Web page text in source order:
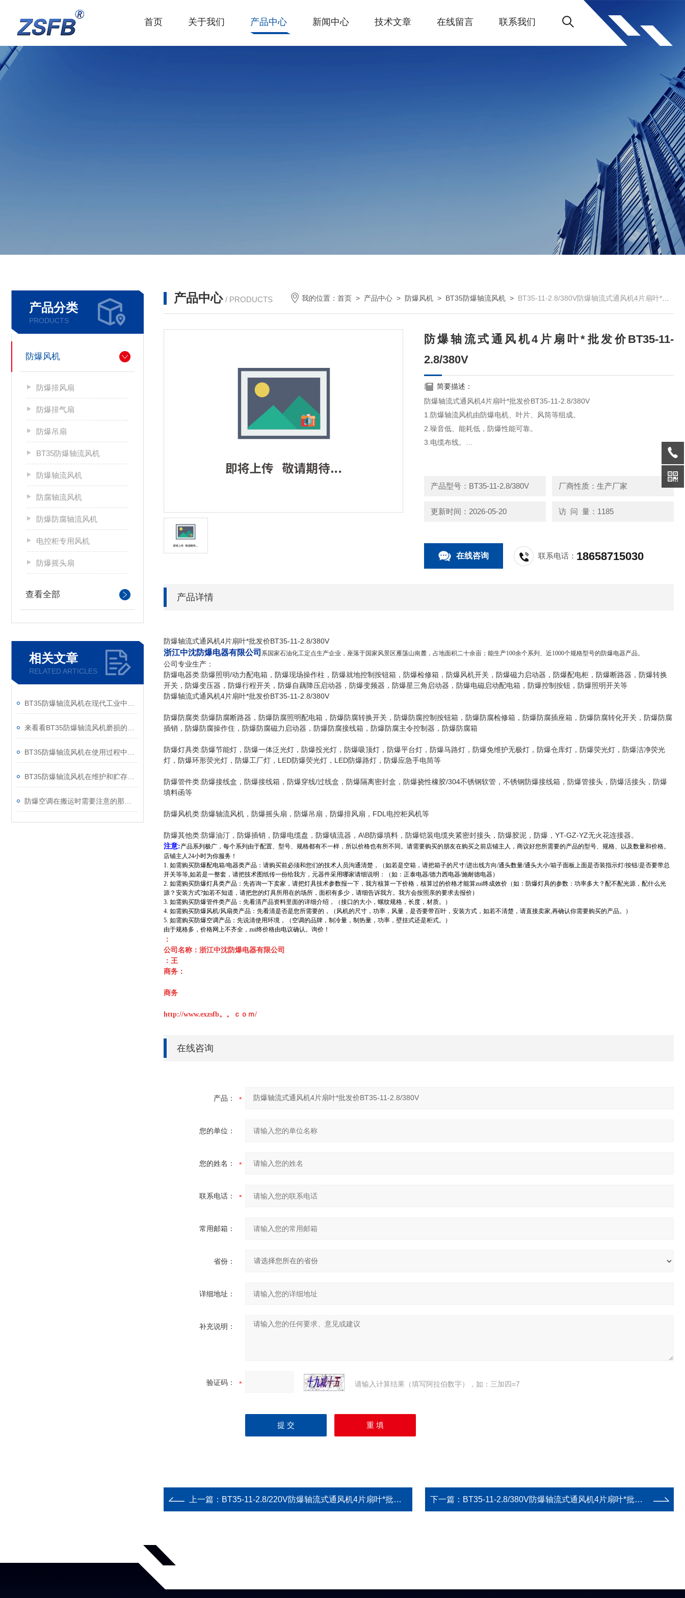
首页 关于我们 产品中心 新闻中心 技术文章 在线留言 联系我们
产品分类
PRODUCTS
防爆风机
防爆排风扇
防爆排气扇
防爆吊扇
BT35防爆轴流风机
防爆轴流风机
防腐轴流风机
防爆防腐轴流风机
电控柜专用风机
防爆摇头扇
查看全部
相关文章
RELATED ARTICLES
产品中心 / PRODUCTS 我的位置：首页 > 产品中心 > 防爆风机 > BT35防爆轴流风机 > BT35-11-2.8/380V防爆轴流式通风机4片扇叶*批发价BT35-11-2.8/380V
防爆轴流式通风机4片扇叶*批发价BT35-11-
2.8/380V
简要描述：
防爆轴流式通风机4片扇叶*批发价BT35-11-2.8/380V
1.防爆轴流风机由防爆电机、叶片、风筒等组成。
2.噪音低、能耗低，防爆性能可靠。
3.电缆布线。
6.符合GB3836-2000，IEC60079 标准要求
产品型号：BT35-11-2.8/380V 厂商性质：生产厂家
更新时间：2026-05-20 访 问 量：1185
在线咨询 联系电话： 18658715030
产品详情
防爆轴流式通风机4片扇叶*批发价BT35-11-2.8/380V
浙江中沈防爆电器有限公司 系国家石油化工定点生产企业，座落于国家风景区雁荡山南麓，占地面积二十余亩；能生产100余个系列、近1000个规格型号的防爆电器产品。
公司专业生产：
防爆电器类:防爆照明/动力配电箱，防爆现场操作柱，防爆就地控制按钮箱，防爆检修箱，防爆风机开关，防爆磁力启动器，防爆配电柜，防爆断路器，防爆转换
开关，防爆变压器，防爆行程开关，防爆自藕降压启动器，防爆变频器，防爆星三角启动器，防爆电磁启动配电箱，防爆控制按钮，防爆照明开关等
防爆轴流式通风机4片扇叶*批发价BT35-11-2.8/380V
防爆防腐类:防爆防腐断路器，防爆防腐照明配电箱，防爆防腐转换开关，防爆防腐控制按钮箱，防爆防腐检修箱，防爆防腐插座箱，防爆防腐转化开关，防爆防腐
插销，防爆防腐操作住，防爆防腐磁力启动器，防爆防腐接线箱，防爆防腐主令控制器，防爆防腐箱
防爆灯具类:防爆节能灯，防爆一体泛光灯，防爆投光灯，防爆吸顶灯，防爆平台灯，防爆马路灯，防爆免维护无极灯，防爆仓库灯，防爆荧光灯，防爆洁净荧光
灯，防爆环形荧光灯，防爆工厂灯，LED防爆荧光灯，LED防爆路灯，防爆应急手电筒等
防爆管件类:防爆接线盒，防爆接线箱，防爆穿线/过线盒，防爆隔离密封盒，防爆挠性橡胶/304不锈钢软管，不锈钢防爆接线箱，防爆管接头，防爆活接头，防爆
填料函等
防爆风机类:防爆轴流风机，防爆摇头扇，防爆吊扇，防爆排风扇，FDL电控柜风机等
防爆其他类:防爆油汀，防爆插销，防爆电缆盘，防爆镇流器，A\B防爆填料，防爆铠装电缆夹紧密封接头，防爆胶泥，防爆，YT-GZ-YZ无火花连接器。
注意:产品系列极广，每个系列由于配置、型号、规格都有不一样，所以价格也有所不同。请需要购买的朋友在购买之前店铺主人，商议好您所需要的产品的型号、规格、以及数量和价格。
店铺主人24小时为你服务！
1. 如需购买防爆配电箱/电器类产品：请购买前必须和您们的技术人员沟通清楚，（如若是空箱，请把箱子的尺寸/进出线方向/通头数量/通头大小/箱子面板上面是否装指示灯/按钮/是否要带总
开关等等,如若是一整套，请把技术图纸传一份给我方，元器件采用哪家请细说明：（如：正泰电器/德力西电器/施耐德电器）
2. 如需购买防爆灯具类产品：先咨询一下卖家，请把灯具技术参数报一下，我方核算一下价格，核算过的价格才能算zui终成效价（如：防爆灯具的参数：功率多大？配不配光源，配什么光
源？安装方式?如若不知道，请把您的灯具所用在的场所，面积有多少，请细告诉我方。我方会按照亲的要求去报价）
3. 如需购买防爆管件类产品：先看清产品资料里面的详细介绍，（接口的大小，螺纹规格，长度，材质。）
4. 如需购买防爆风机/风扇类产品：先看清是否是您所需要的，（风机的尺寸，功率，风量，是否要带百叶，安装方式，如若不清楚，请直接卖家,再确认你需要购买的产品。）
5. 如需购买防爆空调产品：先说清使用环境，（空调的品牌，制冷量，制热量，功率，壁挂式还是柜式。）
由于规格多，价格网上不齐全，zui终价格由电议确认。询价！
：
公司名称：浙江中沈防爆电器有限公司
：王
商务：
商务
http://www.exzsfb。。ｃｏｍ/
在线咨询
产品：
您的单位：
您的姓名：
联系电话：
常用邮箱：
省份：
详细地址：
补充说明：
验证码： 请输入计算结果（填写阿拉伯数字），如：三加四=7
上一篇： BT35-11-2.8/220V防爆轴流式通风机4片扇叶*批发价BT35-11-2.8/220V 下一篇： BT35-11-2.8/380V防爆轴流式通风机4片扇叶*批发价BT35-11-2.8/380V功率0.25KW